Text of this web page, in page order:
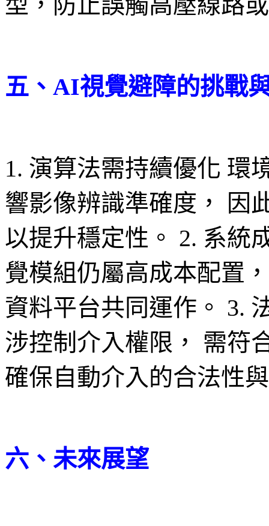
五、AI視覺避障的挑戰
1. 演算法需持續優化 環
響影像辨識準確度， 因
以提升穩定性。 2. 系統
覺模組仍屬高成本配置
資料平台共同運作。 3.
涉控制介入權限， 需符
確保自動介入的合法性
六、未來展望